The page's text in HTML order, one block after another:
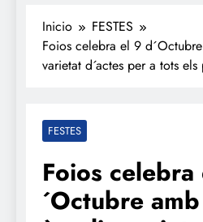
Inicio
FESTES
Foios celebra el 9
varietat d´actes per a tots
FESTES
Foios
´Octubre